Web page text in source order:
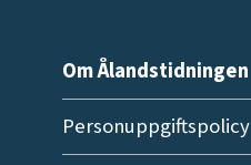
Om Ålandstidningen
Personuppgiftspolicy